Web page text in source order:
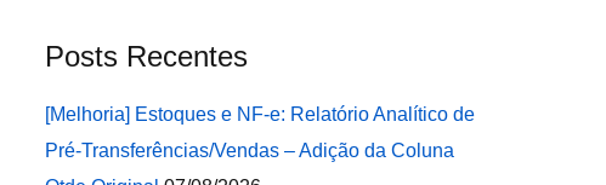
Posts Recentes
[Melhoria] Estoques e NF-e: Relatório Analítico de
Pré-Transferências/Vendas – Adição da Coluna